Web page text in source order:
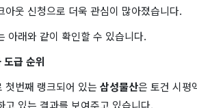
아웃 신청으로 더욱 관심이 많아졌습니다.
아래와 같이 확인할 수 있습니다.
급 순위
첫번째 랭크되어 있는 삼성물산은 토건 시평
고 있는 결과를 보여주고 있습니다.